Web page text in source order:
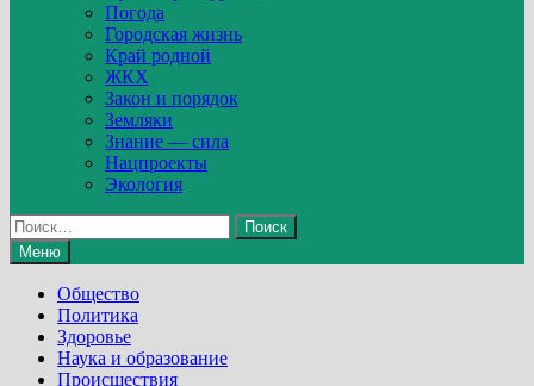
Погода
Городская жизнь
Край родной
ЖКХ
Закон и порядок
Земляки
Знание — сила
Нацпроекты
Экология
Найти:
Меню
Общество
Политика
Здоровье
Наука и образование
Происшествия